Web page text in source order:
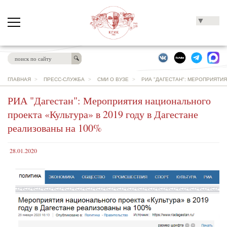
▼
ГЛАВНАЯ > ПРЕСС-СЛУЖБА > СМИ О ВУЗЕ > РИА "ДАГЕСТАН":
РИА "Дагестан": Мероприятия национального
проекта «Культура» в 2019 году в Дагестане
реализованы на 100%
28.01.2020